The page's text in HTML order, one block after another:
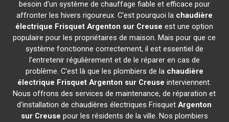
besoin d'un système de chauffage fiable et efficace pour
affronter les hivers rigoureux. C'est pourquoi la chaudière
électrique Frisquet Argenton sur Creuse est une option
populaire pour les propriétaires de maison. Mais pour que ce
système fonctionne correctement, il est essentiel de
l'entretenir régulièrement et de le réparer en cas de
problème. C'est là que les plombiers de la chaudière
électrique Frisquet Argenton sur Creuse interviennent.
Nous offrons des services de maintenance, de réparation et
d'installation de chaudières électriques FrisquetArgenton
sur Creuse pour les résidents de la ville. Nos plombiers